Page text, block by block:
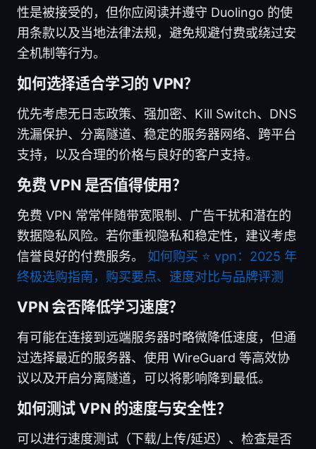
性是被接受的，但你应阅读并遵守 Duolingo 的使
用条款以及当地法律法规，避免规避付费或绕过安
全机制等行为。
如何选择适合学习的 VPN？
优先考虑无日志政策、强加密、Kill Switch、DNS
洗漏保护、分离隧道、稳定的服务器网络、跨平台
支持，以及合理的价格与良好的客户支持。
免费 VPN 是否值得使用？
免费 VPN 常常伴随带宽限制、广告干扰和潜在的
数据隐私风险。若你重视隐私和稳定性，建议考虑
信誉良好的付费服务。 如何购买 ⭐ vpn：2025 年
终极选购指南，购买要点、速度对比与品牌评测
VPN 会否降低学习速度？
有可能在连接到远端服务器时略微降低速度，但通
过选择最近的服务器、使用 WireGuard 等高效协
议以及开启分离隧道，可以将影响降到最低。
如何测试 VPN 的速度与安全性？
可以进行速度测试（下载/上传/延迟）、检查是否